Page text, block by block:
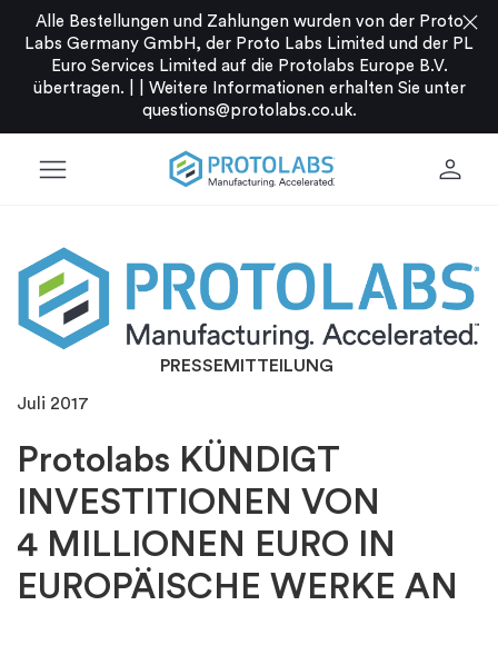
Alle Bestellungen und Zahlungen wurden von der Proto
Labs Germany GmbH, der Proto Labs Limited und der PL
Euro Services Limited auf die Protolabs Europe B.V.
übertragen. |
Weitere Informationen erhalten Sie unter
questions@protolabs.co.uk.
close
menu person
PRESSEMITTEILUNG
Juli 2017
Protolabs KÜNDIGT
INVESTITIONEN VON
4 MILLIONEN EURO IN
EUROPÄISCHE WERKE AN